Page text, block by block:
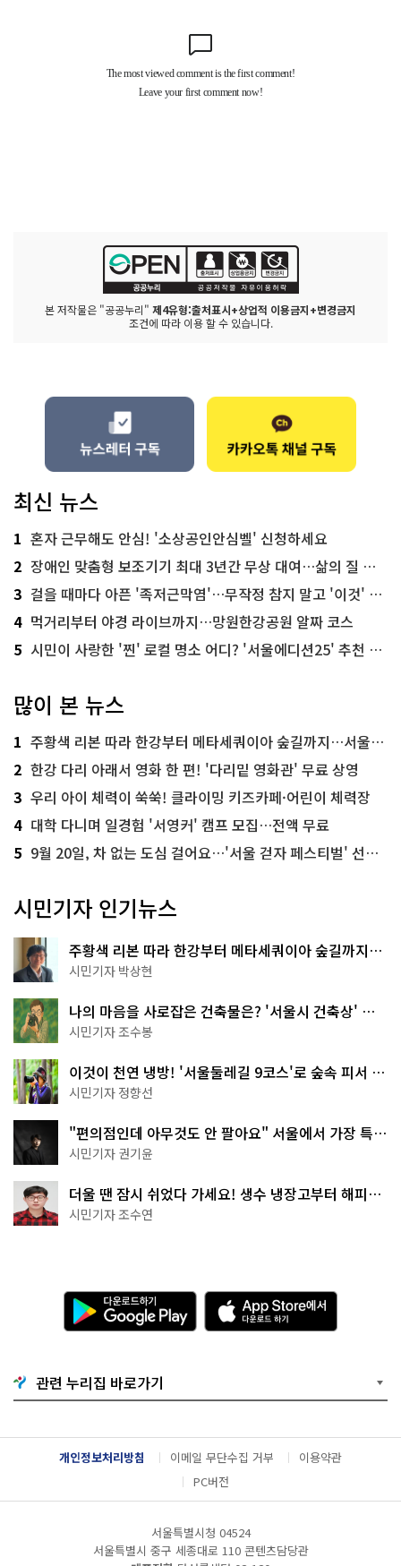
본 저작물은 "공공누리" 제4유형:출처표시+상업적 이용금지+변경금지
조건에 따라 이용 할 수 있습니다.
최신 뉴스
1 혼자 근무해도 안심! '소상공인안심벨' 신청하세요
2 장애인 맞춤형 보조기기 최대 3년간 무상 대여…삶의 질 높인다
3 걸을 때마다 아픈 '족저근막염'…무작정 참지 말고 '이것' 해보세요!
4 먹거리부터 야경 라이브까지…망원한강공원 알짜 코스
5 시민이 사랑한 '찐' 로컬 명소 어디? '서울에디션25' 추천 코스
많이 본 뉴스
1 주황색 리본 따라 한강부터 메타세쿼이아 숲길까지…서울둘레길 15코스
2 한강 다리 아래서 영화 한 편! '다리밑 영화관' 무료 상영
3 우리 아이 체력이 쑥쑥! 클라이밍 키즈카페·어린이 체력장
4 대학 다니며 일경험 '서영커' 캠프 모집…전액 무료
5 9월 20일, 차 없는 도심 걸어요…'서울 걷자 페스티벌' 선착순 5천명
시민기자 인기뉴스
주황색 리본 따라 한강부터 메타세쿼이아 숲길까지…
서울둘레길 15코스
시민기자 박상현
나의 마음을 사로잡은 건축물은? '서울시 건축상' 수
상작 공개!
시민기자 조수봉
이것이 천연 냉방! '서울둘레길 9코스'로 숲속 피서 떠
나볼까
시민기자 정향선
"편의점인데 아무것도 안 팔아요" 서울에서 가장 특별
한 편의점의 정체
시민기자 권기윤
더울 땐 잠시 쉬었다 가세요! 생수 냉장고부터 해피소
·무더위쉼터까지
시민기자 조수연
다
운
로
기
G
o
g
l
e
l
A
p
p
e
서
다
운
드
관련 누리집 바로가기
개인정보처리방침 이메일 무단수집 거부
이용약관
PC버전
서울특별시청 04524
서울특별시 중구 세종대로 110 콘텐츠담당관